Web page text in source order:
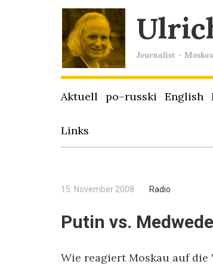
Journalist -
Aktuell po–russki English
Links
15. November 2008 Radio
Putin vs.
Wie reagiert Moskau auf die